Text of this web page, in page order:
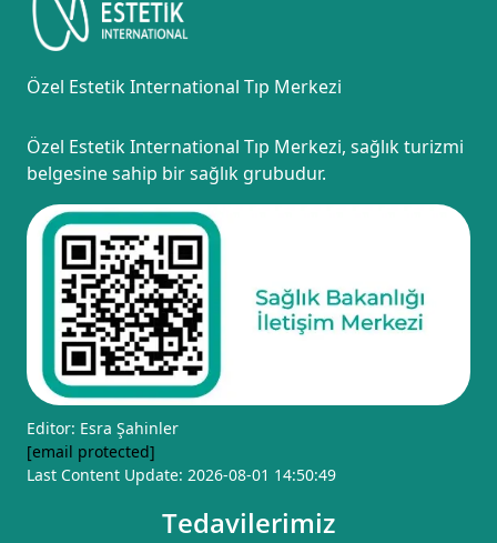
Özel Estetik International Tıp Merkezi
Özel Estetik International Tıp Merkezi, sağlık turizmi
belgesine sahip bir sağlık grubudur.
Editor: Esra Şahinler
[email protected]
Last Content Update: 2026-08-01 14:50:49
Tedavilerimiz